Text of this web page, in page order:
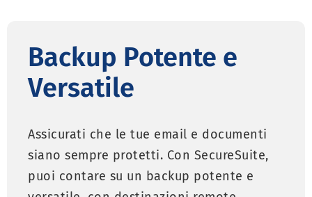
Backup Potente e
Versatile
Assicurati che le tue email e documenti
siano sempre protetti. Con SecureSuite,
puoi contare su un backup potente e